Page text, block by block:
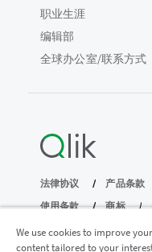
职业生涯
编辑部
全球办公室/联系方式
法律协议 产品条款
使用条款
商标
版权所有 © 1993-2026
We use cookies to improve
content tailored to your